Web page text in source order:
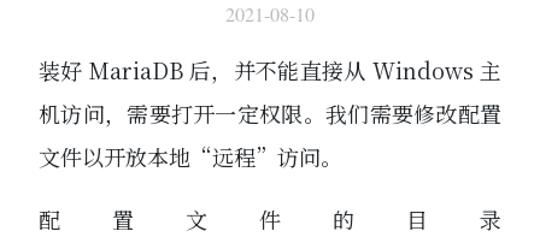
2021-08-10
装好 MariaDB 后，并不能直接从 Windows 主
机访问，需要打开一定权限。我们需要修改配置
文件以开放本地“远程”访问。
配置文件的目录